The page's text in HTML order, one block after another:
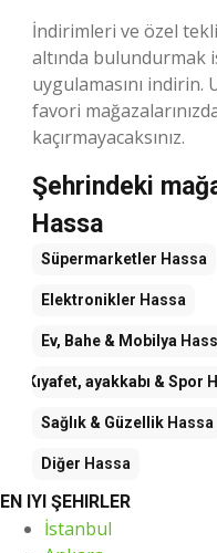
İndirimleri ve özel
altında bulundurmak
uygulamasını indirin.
favori
kaçırmayacaksınız.
Şehrindeki
Hassa
Süpermarketler Hassa
Elektronikler Hassa
Ev, Bahe & Mobilya
Kıyafet, ayakkabı & Spor
Sağlık & Güzellik Hassa
Diğer Hassa
EN IYI ŞEHIRLER
İstanbul